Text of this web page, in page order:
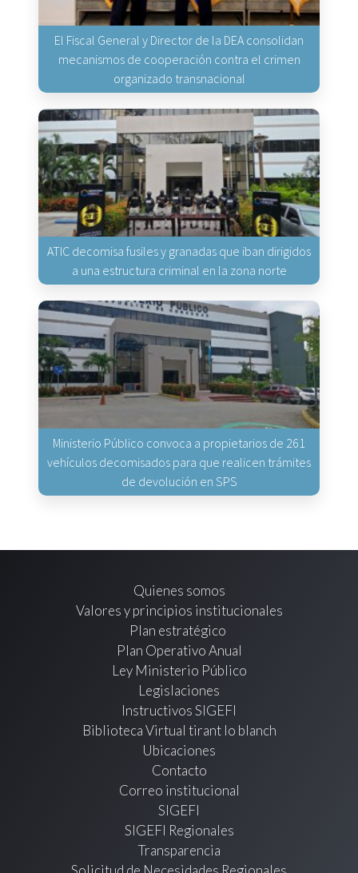
El Fiscal General y Director de la DEA consolidan
mecanismos de cooperación contra el crimen
organizado transnacional
ATIC decomisa fusiles y granadas que iban dirigidos
a una estructura criminal en la zona norte
Ministerio Público convoca a propietarios de 261
vehículos decomisados para que realicen trámites
de devolución en SPS
Quienes somos
Valores y principios institucionales
Plan estratégico
Plan Operativo Anual
Ley Ministerio Público
Legislaciones
Instructivos SIGEFI
Biblioteca Virtual tirant lo blanch
Ubicaciones
Contacto
Correo institucional
SIGEFI
SIGEFI Regionales
Transparencia